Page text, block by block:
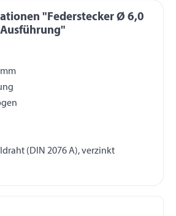
"Federstecker Ø 6,0